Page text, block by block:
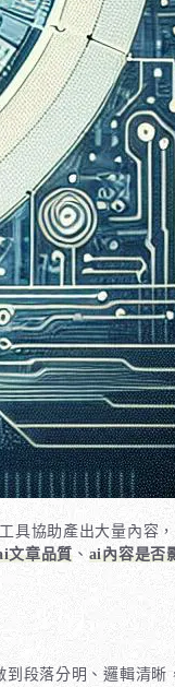
協助產出大量內容
文章品質 、 ai內容是否
段落分明、邏輯清